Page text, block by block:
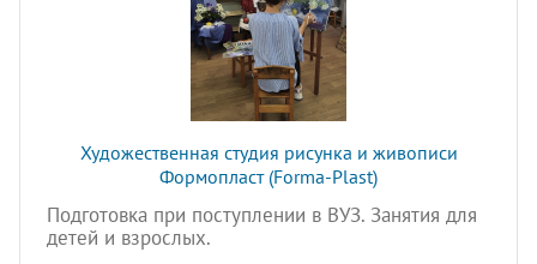
Художественная студия рисунка и живописи
Формопласт (Forma-Plast)
Подготовка при поступлении в ВУЗ. Занятия для
детей и взрослых.